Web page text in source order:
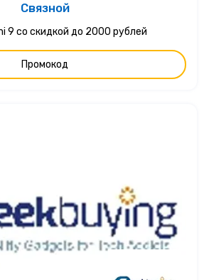
Связной
9 со скидкой до 2000 рублей
Промокод